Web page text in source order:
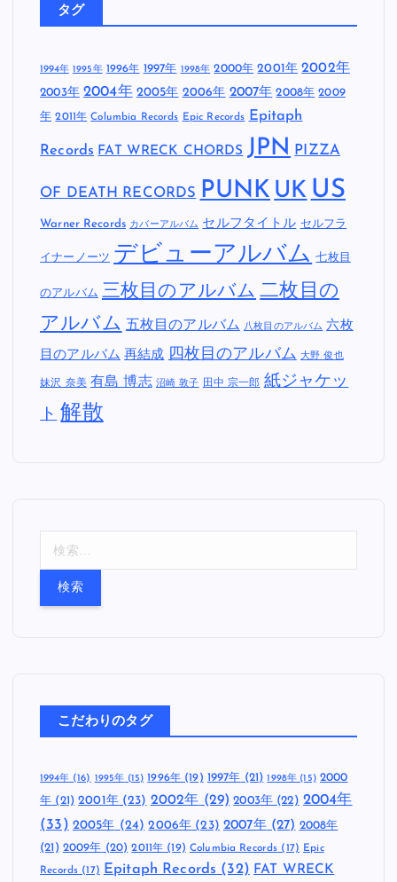
タグ
1994年 1995年 1996年 1997年 1998年 2000年 2001年 2002年
2003年 2004年 2005年 2006年 2007年 2008年 2009
年 2011年 Columbia Records Epic Records Epitaph
Records FAT WRECK CHORDS JPN PIZZA
OF DEATH RECORDS PUNK UK US
Warner Records カバーアルバム セルフタイトル セルフラ
イナーノーツ デビューアルバム 七枚目
のアルバム 三枚目のアルバム 二枚目の
アルバム 五枚目のアルバム 八枚目のアルバム 六枚
目のアルバム 再結成 四枚目のアルバム 大野 俊也
妹沢 奈美 有島 博志 沼崎 敦子 田中 宗一郎 紙ジャケッ
ト 解散
こだわりのタグ
1994年(16) 1995年 (15) 1996年(19) 1997年 (21) 1998年 (15) 2000
年 (21) 2001年(23) 2002年 (29) 2003年 (22) 2004年
(33) 2005年 (24) 2006年 (23) 2007年(27) 2008年
(21) 2009年 (20) 2011年 (19) Columbia Records (17) Epic
Records (17) Epitaph Records (32) FAT WRECK